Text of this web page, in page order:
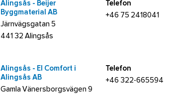
Alingsås - Beijer
Byggmaterial AB
Järnvägsgatan 5
441 32 Alingsås
Telefon
+46 75 2418041
Alingsås - El Comfort i
Alingsås AB
Gamla Vänersborgsvägen 9
Telefon
+46 322-665594